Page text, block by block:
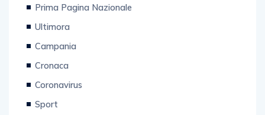
Prima Pagina Nazionale
Ultimora
Campania
Cronaca
Coronavirus
Sport